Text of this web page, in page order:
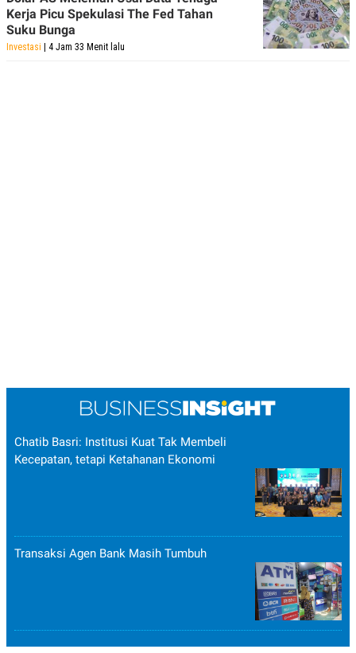
Kerja Picu Spekulasi The Fed Tahan
Suku Bunga
Investasi | 4 Jam 33 Menit lalu
Chatib Basri: Institusi Kuat Tak Membeli
Kecepatan, tetapi Ketahanan Ekonomi
Transaksi Agen Bank Masih Tumbuh